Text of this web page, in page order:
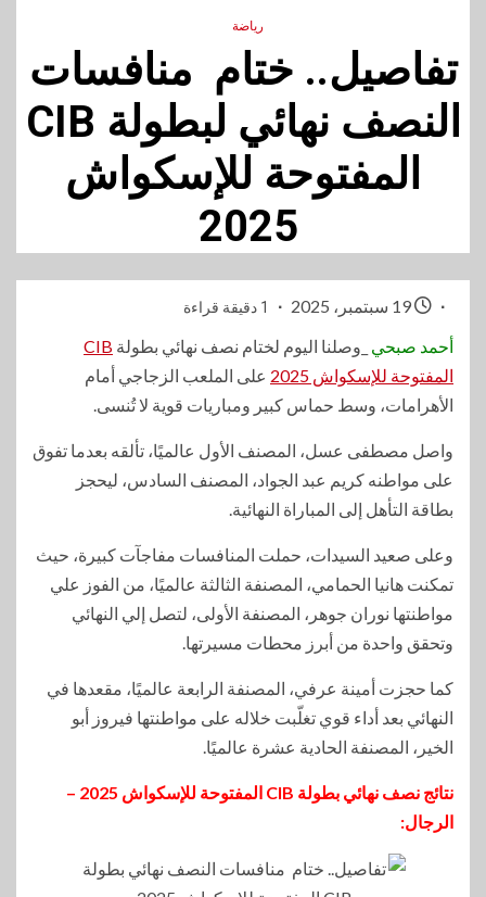
رياضة
تفاصيل.. ختام منافسات
النصف نهائي لبطولة CIB
المفتوحة للإسكواش
2025
1 دقيقة قراءة
أحمد صبحي _وصلنا اليوم لختام نصف نهائي بطولة CIB
المفتوحة للإسكواش 2025
على الملعب الزجاجي أمام
الأهرامات، وسط حماس كبير ومباريات قوية لا تُنسى.
واصل مصطفى عسل، المصنف الأول عالميًا، تألقه بعدما تفوق
على مواطنه كريم عبد الجواد، المصنف السادس، ليحجز
بطاقة التأهل إلى المباراة النهائية.
وعلى صعيد السيدات، حملت المنافسات مفاجآت كبيرة، حيث
تمكنت هانيا الحمامي، المصنفة الثالثة عالميًا، من الفوز علي
مواطنتها نوران جوهر، المصنفة الأولى، لتصل إلي النهائي
وتحقق واحدة من أبرز محطات مسيرتها.
كما حجزت أمينة عرفي، المصنفة الرابعة عالميًا، مقعدها في
النهائي بعد أداء قوي تغلّبت خلاله على مواطنتها فيروز أبو
الخير، المصنفة الحادية عشرة عالميًا.
نتائج نصف نهائي بطولة CIB المفتوحة للإسكواش 2025 –
الرجال: